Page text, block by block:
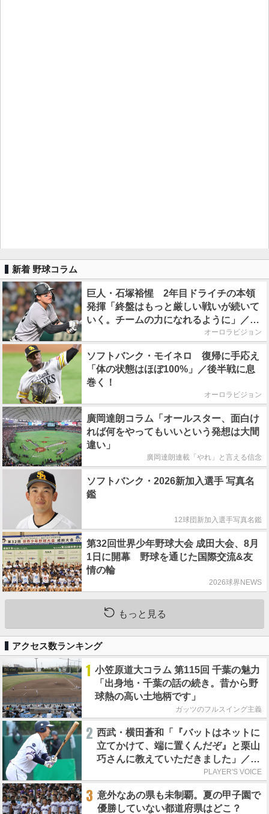
新着 野球コラム
巨人・石塚裕惺 2年目ドライチの本領
発揮「終盤はもっと厳しい戦いが続いて
いく。チームの力になれるように」／後
オーロラビジョン
ソフトバンク・モイネロ 復帰に手応え
「体の状態はほぼ100%」／後半戦に息
巻く！
オーロラビジョン
廣岡達朗コラム「オールスター、面白け
れば何をやってもいいという発想は大間
違い」
廣岡達朗連載「やれ」と言える信念
ソフトバンク・2026新加入選手 写真名
鑑
12球団新加入選手写真名鑑
第32回世界少年野球大会 成田大会、8月
1日に開幕 野球を通じた国際交流&友
情の輪
2026球界NEWS
もっと見る
アクセス数ランキング
1 小笠原道大コラム 第115回 千葉の魅力
「出身地・千葉の話の続き。昔から野
球熱の高い土地柄です」
ガッツのフルスイング主義
2 西武・横田蒼和「『バットはネットに
立てかけて、端に置くんだぞ』と栗山
巧さんに教えていただきました」／憧
PLAYER'S VOICE
3 意外なあの県も未制覇。夏の甲子園で
優勝していない都道府県はどこ？